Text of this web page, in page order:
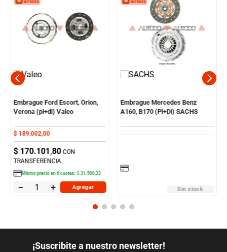
Embrague Ford Escort, Orion,
Verona (pl+di) Valeo
$ 189.002,00
$ 170.101,80 CON
TRANSFERENCIA
Mismo precio en6cuotas:$ 31 .500,33
＋
－ Agregar
Embrague Mercedes Benz
A160, B170 (Pl+Di) SACHS
Sin stock
¡Suscribite a nuestro newsletter!